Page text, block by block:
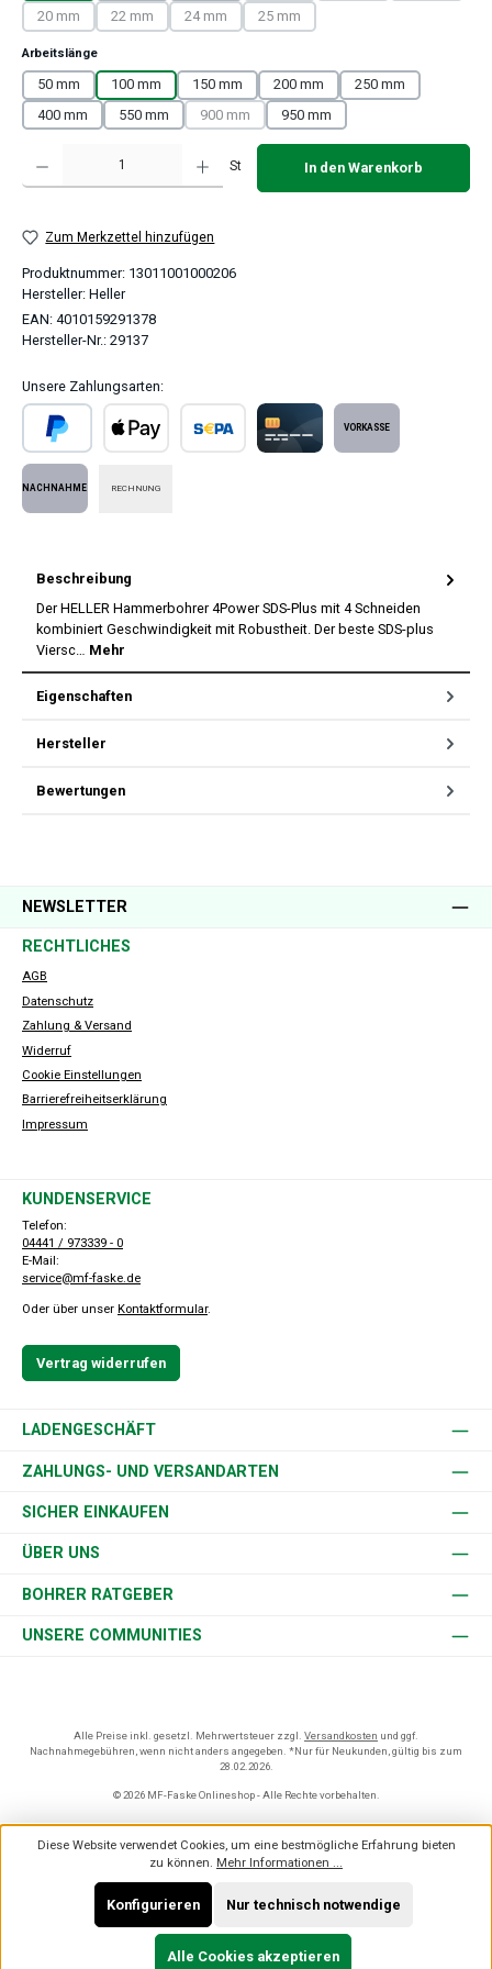
20 mm
(Diese Option ist zurzeit nicht verfügbar.)
22 mm
(Diese Option ist zurzeit nicht verfügbar.)
24 mm
(Diese Option ist zurzeit nicht verfügbar.)
25 mm
(Diese Option ist zurzeit nicht
Arbeitslängeauswählen
50 mm 100 mm 150 mm 200 mm
250 mm
400 mm
550 mm 900 mm
(Diese Option ist zurzeit nicht verfügbar.)
950 mm
Produkt Anzahl: Gib den gewünschten Wert ein oder benutze die Schaltflächen
St In den Warenkorb
Zum Merkzettel hinzufügen
Produktnummer: 13011001000206
Hersteller: Heller
EAN: 4010159291378
Hersteller-Nr.: 29137
Unsere Zahlungsarten:
PayPal
RECHNUNG
Beschreibung
Der HELLER Hammerbohrer 4Power SDS-Plus mit 4 Schneiden
kombiniert Geschwindigkeit mit Robustheit. Der beste SDS-plus
Viersc… Mehr
Eigenschaften
Hersteller
Bewertungen
NEWSLETTER
RECHTLICHES
AGB
Datenschutz
Zahlung & Versand
Widerruf
Cookie Einstellungen
Barrierefreiheitserklärung
Impressum
KUNDENSERVICE
Telefon:
04441 / 973339 - 0
E-Mail:
service@mf-faske.de
Oder über unser Kontaktformular.
Vertrag widerrufen
LADENGESCHÄFT
ZAHLUNGS- UND VERSANDARTEN
SICHER EINKAUFEN
ÜBER UNS
BOHRER RATGEBER
UNSERE COMMUNITIES
Alle Preise inkl. gesetzl. Mehrwertsteuer zzgl. Versandkosten und ggf.
Nachnahmegebühren, wenn nicht anders angegeben. *Nur für Neukunden, gültig bis zum
28.02.2026.
© 2026 MF-Faske Onlineshop - Alle Rechte vorbehalten.
Diese Website verwendet Cookies, um eine bestmögliche Erfahrung bieten
zu können. Mehr Informationen ...
Nur technisch notwendige
Konfigurieren
Alle Cookies akzeptieren